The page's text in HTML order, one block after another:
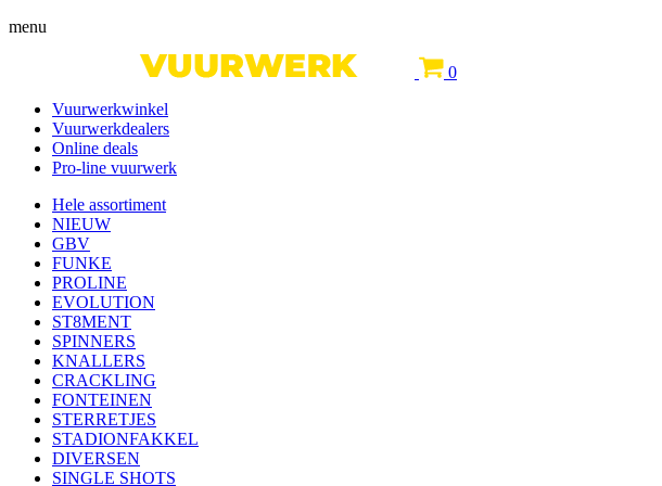
menu
0
Vuurwerkwinkel
Vuurwerkdealers
Online deals
Pro-line vuurwerk
Hele assortiment
NIEUW
GBV
FUNKE
PROLINE
EVOLUTION
ST8MENT
SPINNERS
KNALLERS
CRACKLING
FONTEINEN
STERRETJES
STADIONFAKKEL
DIVERSEN
SINGLE SHOTS